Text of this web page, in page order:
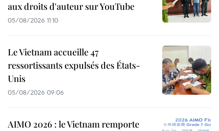
aux droits d'auteur sur YouTube
05/08/2026 11:10
Le Vietnam accueille 47
ressortissants expulsés des États-
Unis
05/08/2026 09:06
AIMO 2026 : le Vietnam remporte